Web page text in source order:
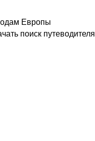
Европы
поиск путеводителя